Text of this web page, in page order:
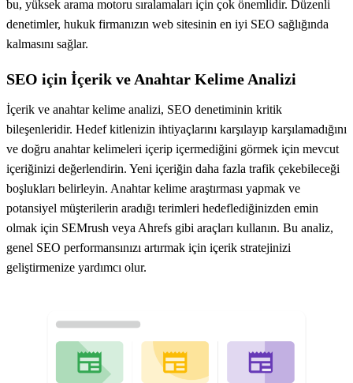
bu, yüksek arama motoru sıralamaları için çok önemlidir. Düzenli
denetimler, hukuk firmanızın web sitesinin en iyi SEO sağlığında
kalmasını sağlar.
SEO için İçerik ve Anahtar Kelime Analizi
İçerik ve anahtar kelime analizi, SEO denetiminin kritik
bileşenleridir. Hedef kitlenizin ihtiyaçlarını karşılayıp karşılamadığını
ve doğru anahtar kelimeleri içerip içermediğini görmek için mevcut
içeriğinizi değerlendirin. Yeni içeriğin daha fazla trafik çekebileceği
boşlukları belirleyin. Anahtar kelime araştırması yapmak ve
potansiyel müşterilerin aradığı terimleri hedeflediğinizden emin
olmak için SEMrush veya Ahrefs gibi araçları kullanın. Bu analiz,
genel SEO performansınızı artırmak için içerik stratejinizi
geliştirmenize yardımcı olur.